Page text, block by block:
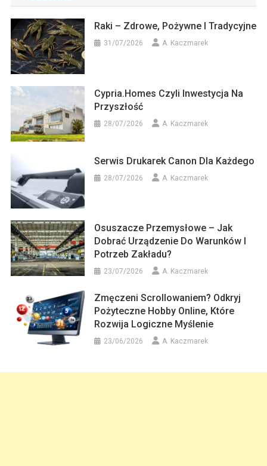
Raki – Zdrowe, Pożywne I Tradycyjne
31/07/2026 A. Kaczmarek
Cypria.homes Czyli Inwestycja Na
Przyszłość
28/07/2026 A. Kaczmarek
Serwis Drukarek Canon Dla Każdego
28/07/2026 A. Kaczmarek
Osuszacze Przemysłowe – Jak
Dobrać Urządzenie Do Warunków I
Potrzeb Zakładu?
23/07/2026 A. Kaczmarek
Zmęczeni Scrollowaniem? Odkryj
Pożyteczne Hobby Online, Które
Rozwija Logiczne Myślenie
23/06/2026 A. Kaczmarek